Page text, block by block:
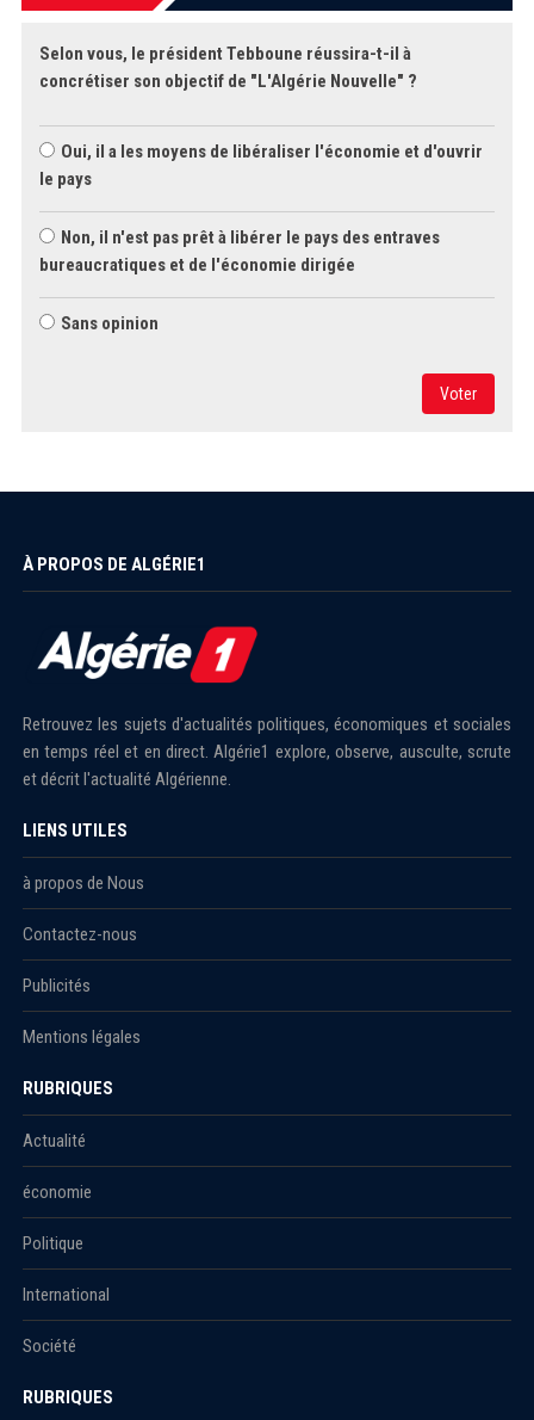
Selon vous, le président Tebboune réussira-t-il à
concrétiser son objectif de "L'Algérie Nouvelle" ?
Oui, il a les moyens de libéraliser l'économie et d'ouvrir
le pays
Non, il n'est pas prêt à libérer le pays des entraves
bureaucratiques et de l'économie dirigée
Sans opinion
Voter
À PROPOS DE ALGÉRIE1
Retrouvez les sujets d'actualités politiques, économiques et sociales
en temps réel et en direct. Algérie1 explore, observe, ausculte, scrute
et décrit l'actualité Algérienne.
LIENS UTILES
à propos de Nous
Contactez-nous
Publicités
Mentions légales
RUBRIQUES
Actualité
économie
Politique
International
Société
RUBRIQUES